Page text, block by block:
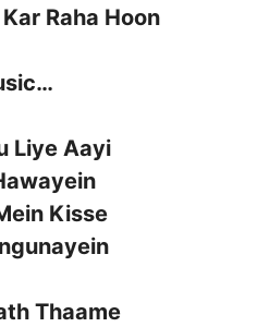
Raha Hoon
Liye Aayi
Kisse
Thaame